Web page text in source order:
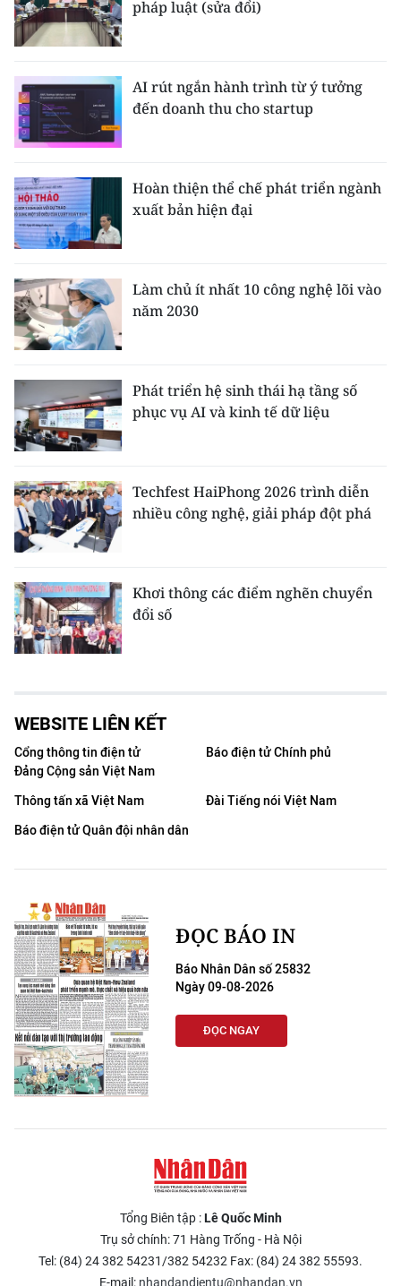
pháp luật (sửa đổi)
AI rút ngắn hành trình từ ý tưởng
đến doanh thu cho startup
Hoàn thiện thể chế phát triển ngành
xuất bản hiện đại
Làm chủ ít nhất 10 công nghệ lõi vào
năm 2030
Phát triển hệ sinh thái hạ tầng số
phục vụ AI và kinh tế dữ liệu
Techfest HaiPhong 2026 trình diễn
nhiều công nghệ, giải pháp đột phá
Khơi thông các điểm nghẽn chuyển
đổi số
WEBSITE LIÊN KẾT
Cổng thông tin điện tử
Đảng Cộng sản Việt Nam
Báo điện tử Chính phủ
Thông tấn xã Việt Nam
Đài Tiếng nói Việt Nam
Báo điện tử Quân đội nhân dân
ĐỌC BÁO IN
Báo Nhân Dân số 25832
Ngày 09-08-2026
ĐỌC NGAY
Tổng Biên tập :Lê Quốc Minh
Trụ sở chính: 71 Hàng Trống - Hà Nội
Tel: (84) 24 382 54231/382 54232 Fax: (84) 24 382 55593.
E-mail: nhandandientu@nhandan.vn